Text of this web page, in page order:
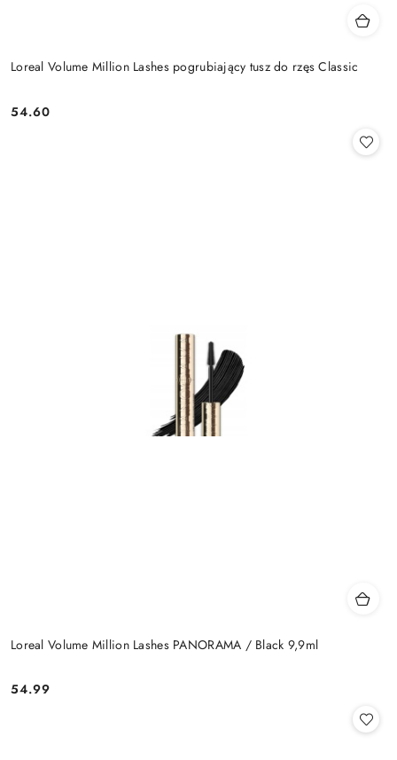
Loreal Volume Million Lashes pogrubiający tusz do rzęs Classic
Cena:
54.60
Loreal Volume Million Lashes PANORAMA / Black 9,9ml
Cena:
54.99